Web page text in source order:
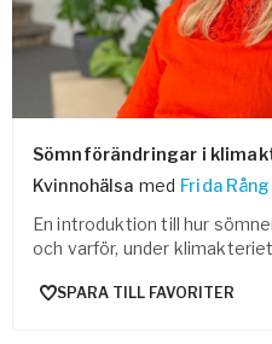
Sömnförändringar i
Kvinnohälsa med Frida
En introduktion till hur
och varför, under
SPARA TILL FAVORITER